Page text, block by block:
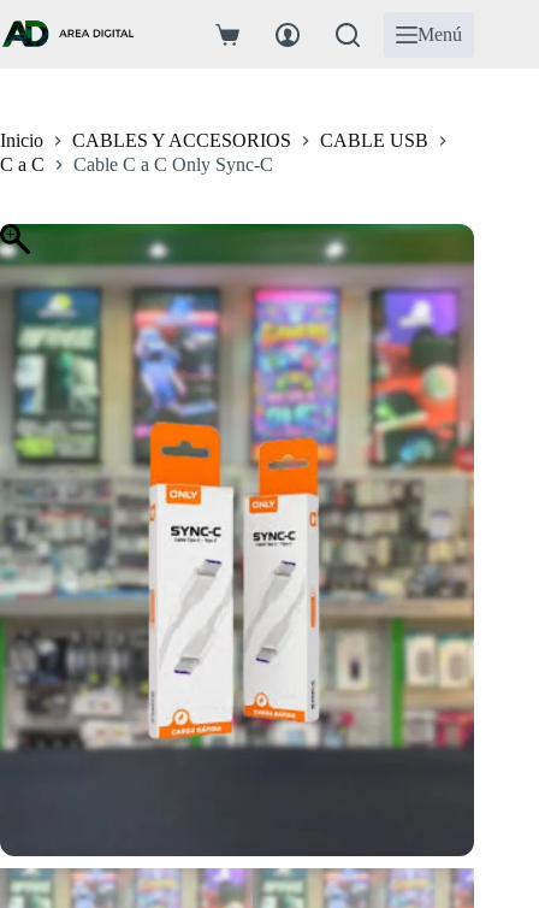
al
contenido
Carro
Menú
Inicio CABLES Y ACCESORIOS
CABLE USB
C a C
Cable C a C Only Sync-C